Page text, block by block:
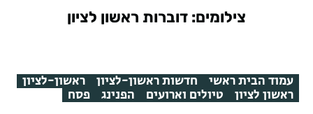
צילומים: דוברות ראשון לציון
עמוד הבית ראשי חדשות ראשון-לציון ראשון-לציון
ראשון לציון טיולים וארועים הפנינג פסח